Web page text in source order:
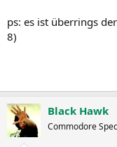
ps: es ist überrings
8)
Black Hawk
Commodore